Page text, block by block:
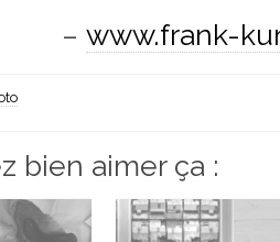
– www.frank-
bien aimer ça :